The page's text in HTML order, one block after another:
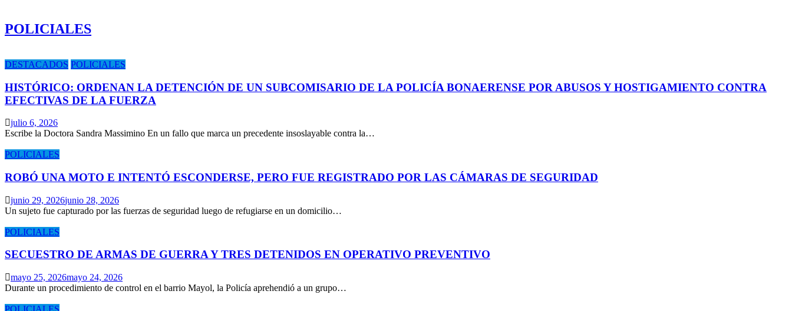
POLICIALES
DESTACADOS POLICIALES
HISTÓRICO: ORDENAN LA DETENCIÓN DE UN SUBCOMISARIO DE LA POLICÍA BONAERENSE POR ABUSOS Y HOSTIGAMIENTO CONTRA
EFECTIVAS DE LA FUERZA
julio 6, 2026
Escribe la Doctora Sandra Massimino En un fallo que marca un precedente insoslayable contra la…
POLICIALES
ROBÓ UNA MOTO E INTENTÓ ESCONDERSE, PERO FUE REGISTRADO POR LAS CÁMARAS DE SEGURIDAD
junio 29, 2026junio 28, 2026
Un sujeto fue capturado por las fuerzas de seguridad luego de refugiarse en un domicilio…
POLICIALES
SECUESTRO DE ARMAS DE GUERRA Y TRES DETENIDOS EN OPERATIVO PREVENTIVO
mayo 25, 2026mayo 24, 2026
Durante un procedimiento de control en el barrio Mayol, la Policía aprehendió a un grupo…